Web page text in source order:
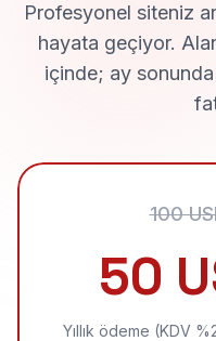
Profesyonel siteniz
hayata geçiyor.
içinde; ay sonunda
100
50
Yıllık ödeme (KDV